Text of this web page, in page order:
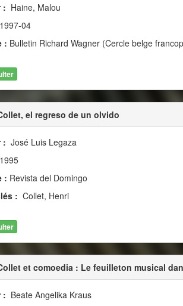
: Haine, Malou
1997-04
: Bulletin Richard Wagner (Cercle belge
el regreso de un olvido
: José Luis Legaza
1995
: Revista del Domingo
: Collet, Henri
et comoedia : Le feuilleton musical
: Beate Angelika Kraus